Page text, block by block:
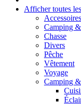
Afficher toutes
Camping
Chasse
Divers
Pêche
Vêtement
Voyage
Camping